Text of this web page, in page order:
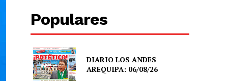
Populares
DIARIO LOS ANDES
AREQUIPA: 06/08/26